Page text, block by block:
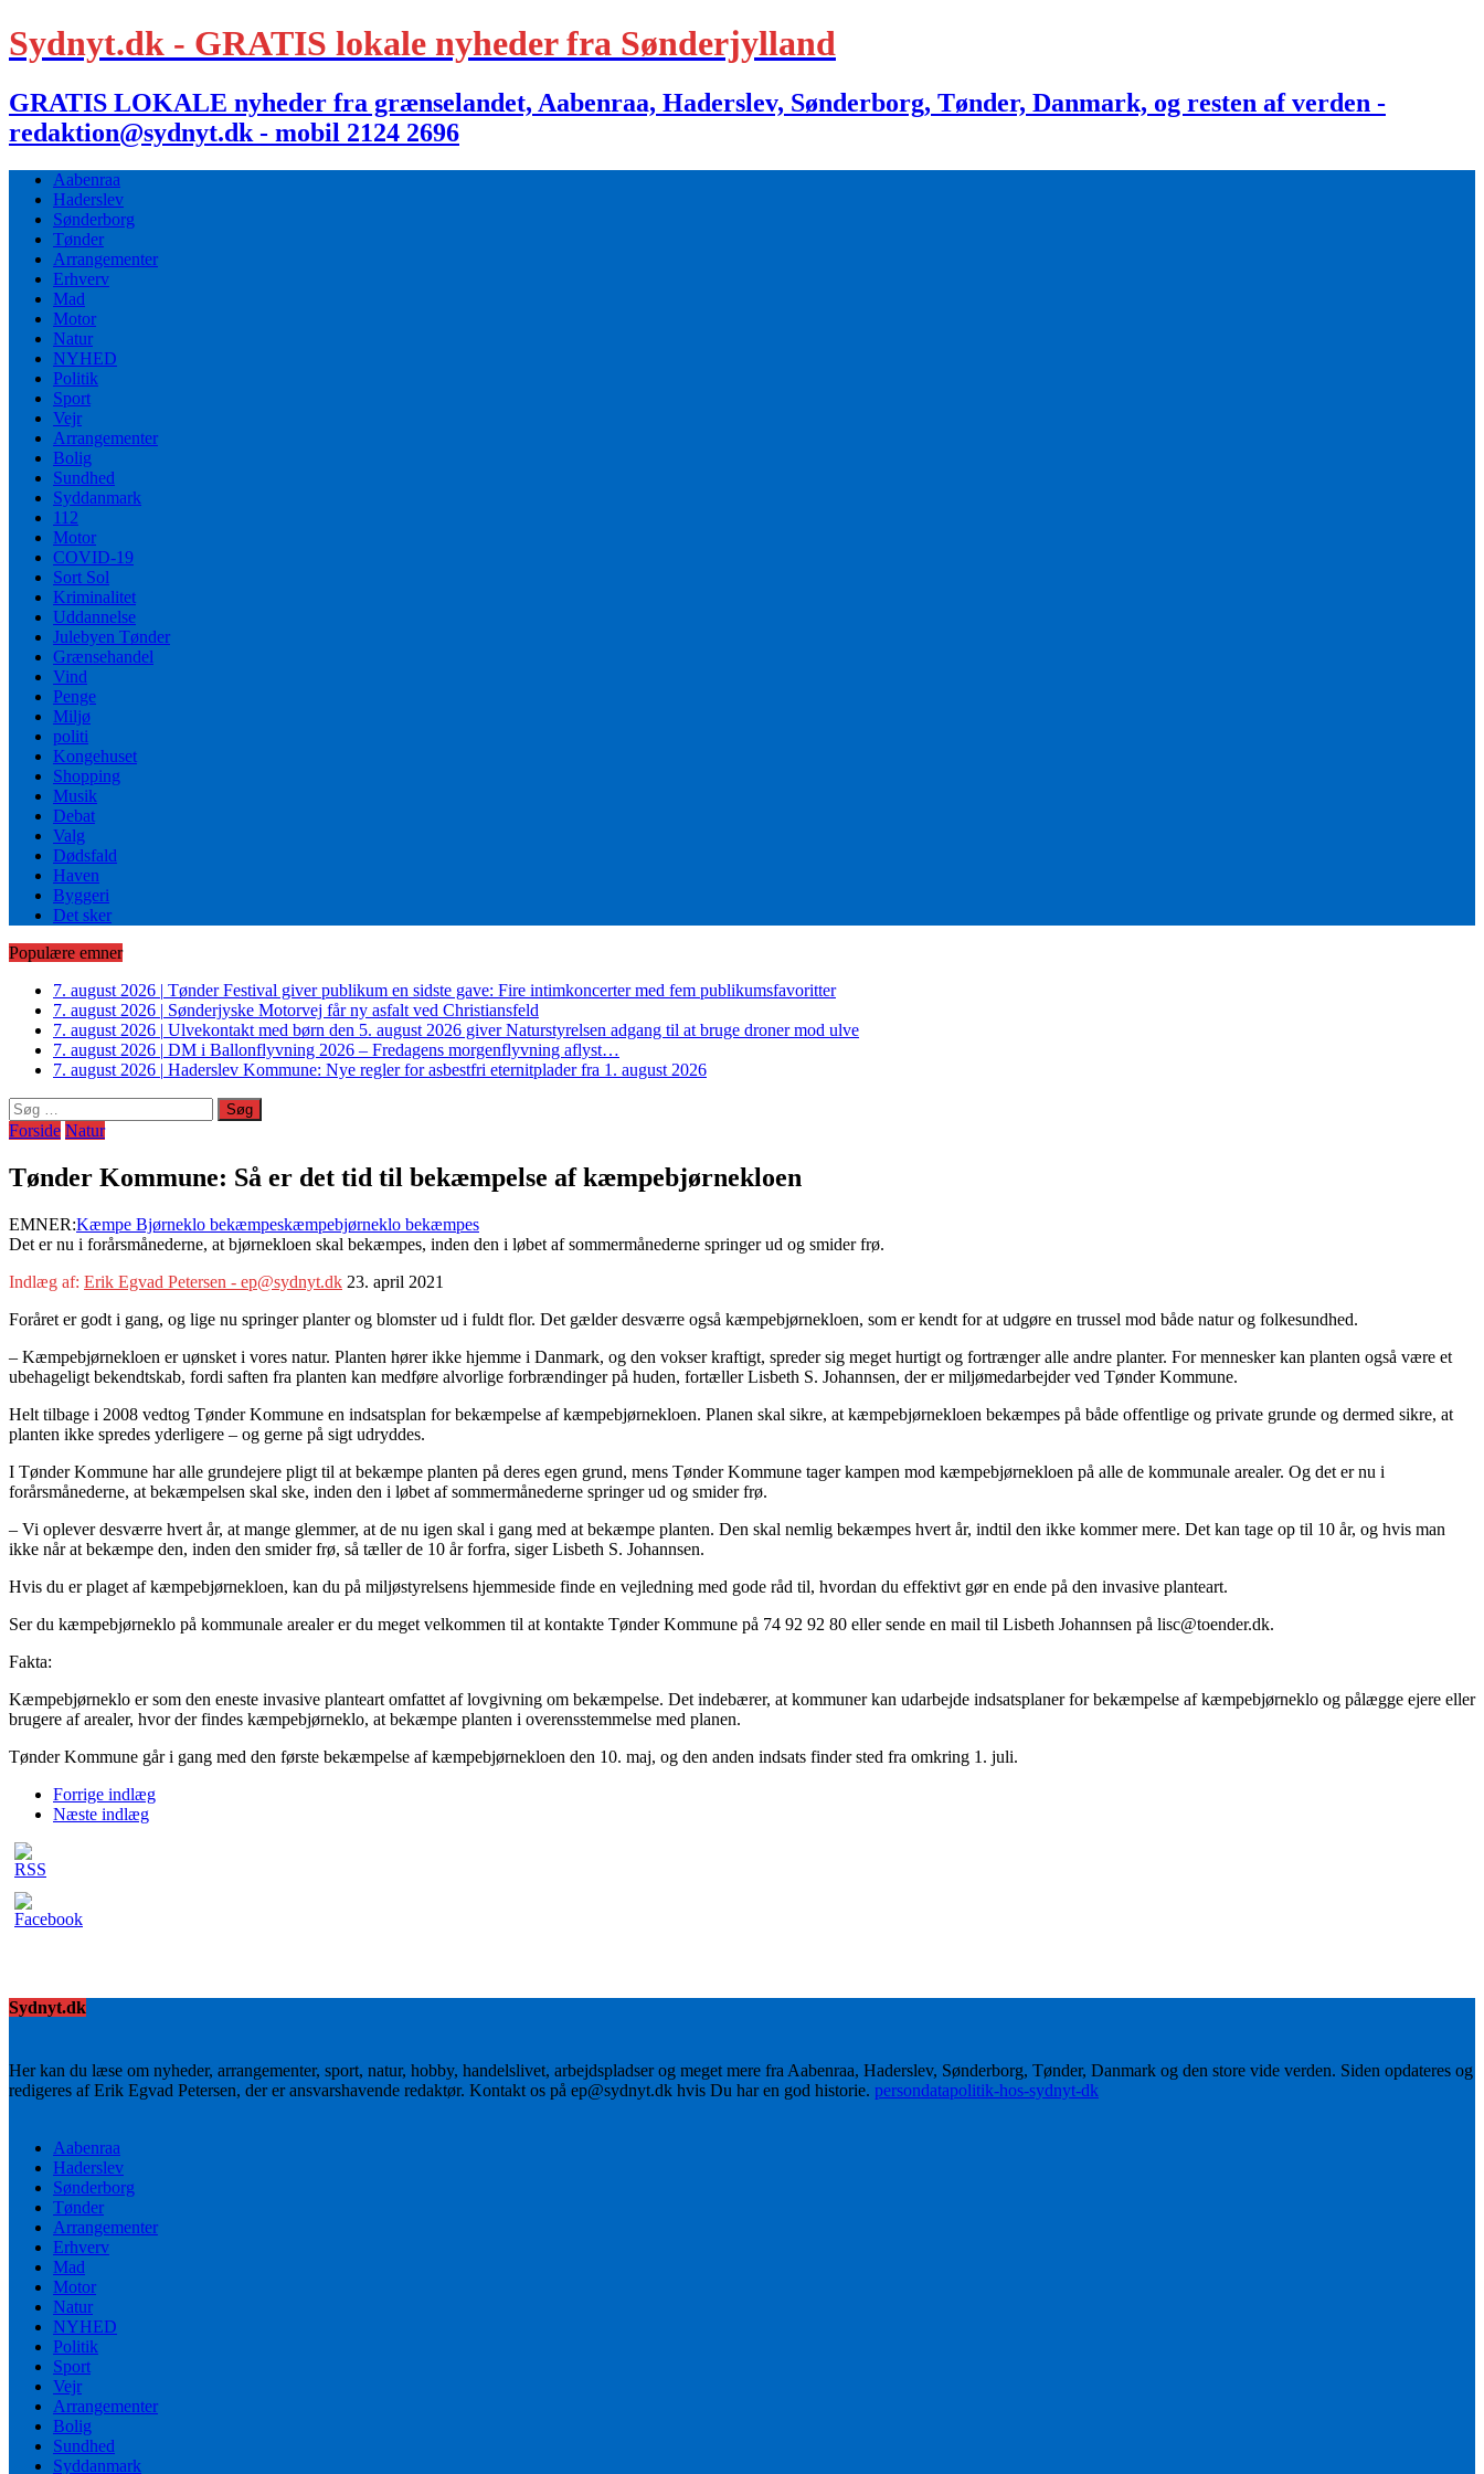
Sydnyt.dk - GRATIS lokale nyheder fra Sønderjylland
GRATIS LOKALE nyheder fra grænselandet, Aabenraa, Haderslev, Sønderborg, Tønder, Danmark, og resten af verden -
redaktion@sydnyt.dk - mobil 2124 2696
Aabenraa
Haderslev
Sønderborg
Tønder
Arrangementer
Erhverv
Mad
Motor
Natur
NYHED
Politik
Sport
Vejr
Arrangementer
Bolig
Sundhed
Syddanmark
112
Motor
COVID-19
Sort Sol
Kriminalitet
Uddannelse
Julebyen Tønder
Grænsehandel
Vind
Penge
Miljø
politi
Kongehuset
Shopping
Musik
Debat
Valg
Dødsfald
Haven
Byggeri
Det sker
Populære emner
7. august 2026 | Tønder Festival giver publikum en sidste gave: Fire intimkoncerter med fem publikumsfavoritter
7. august 2026 | Sønderjyske Motorvej får ny asfalt ved Christiansfeld
7. august 2026 | Ulvekontakt med børn den 5. august 2026 giver Naturstyrelsen adgang til at bruge droner mod ulve
7. august 2026 | DM i Ballonflyvning 2026 – Fredagens morgenflyvning aflyst…
7. august 2026 | Haderslev Kommune: Nye regler for asbestfri eternitplader fra 1. august 2026
Søg
efter:
Forside Natur
Tønder Kommune: Så er det tid til bekæmpelse af kæmpebjørnekloen
EMNER:Kæmpe Bjørneklo bekæmpeskæmpebjørneklo bekæmpes
Det er nu i forårsmånederne, at bjørnekloen skal bekæmpes, inden den i løbet af sommermånederne springer ud og smider frø.
Indlæg af: Erik Egvad Petersen - ep@sydnyt.dk 23. april 2021
Foråret er godt i gang, og lige nu springer planter og blomster ud i fuldt flor. Det gælder desværre også kæmpebjørnekloen, som er kendt for at udgøre en trussel mod både natur og folkesundhed.
– Kæmpebjørnekloen er uønsket i vores natur. Planten hører ikke hjemme i Danmark, og den vokser kraftigt, spreder sig meget hurtigt og fortrænger alle andre planter. For mennesker kan planten også være et
ubehageligt bekendtskab, fordi saften fra planten kan medføre alvorlige forbrændinger på huden, fortæller Lisbeth S. Johannsen, der er miljømedarbejder ved Tønder Kommune.
Helt tilbage i 2008 vedtog Tønder Kommune en indsatsplan for bekæmpelse af kæmpebjørnekloen. Planen skal sikre, at kæmpebjørnekloen bekæmpes på både offentlige og private grunde og dermed sikre, at
planten ikke spredes yderligere – og gerne på sigt udryddes.
I Tønder Kommune har alle grundejere pligt til at bekæmpe planten på deres egen grund, mens Tønder Kommune tager kampen mod kæmpebjørnekloen på alle de kommunale arealer. Og det er nu i
forårsmånederne, at bekæmpelsen skal ske, inden den i løbet af sommermånederne springer ud og smider frø.
– Vi oplever desværre hvert år, at mange glemmer, at de nu igen skal i gang med at bekæmpe planten. Den skal nemlig bekæmpes hvert år, indtil den ikke kommer mere. Det kan tage op til 10 år, og hvis man
ikke når at bekæmpe den, inden den smider frø, så tæller de 10 år forfra, siger Lisbeth S. Johannsen.
Hvis du er plaget af kæmpebjørnekloen, kan du på miljøstyrelsens hjemmeside finde en vejledning med gode råd til, hvordan du effektivt gør en ende på den invasive planteart.
Ser du kæmpebjørneklo på kommunale arealer er du meget velkommen til at kontakte Tønder Kommune på 74 92 92 80 eller sende en mail til Lisbeth Johannsen på lisc@toender.dk.
Fakta:
Kæmpebjørneklo er som den eneste invasive planteart omfattet af lovgivning om bekæmpelse. Det indebærer, at kommuner kan udarbejde indsatsplaner for bekæmpelse af kæmpebjørneklo og pålægge ejere eller
brugere af arealer, hvor der findes kæmpebjørneklo, at bekæmpe planten i overensstemmelse med planen.
Tønder Kommune går i gang med den første bekæmpelse af kæmpebjørnekloen den 10. maj, og den anden indsats finder sted fra omkring 1. juli.
Forrige indlæg
Næste indlæg
Sydnyt.dk
Her kan du læse om nyheder, arrangementer, sport, natur, hobby, handelslivet, arbejdspladser og meget mere fra Aabenraa, Haderslev, Sønderborg, Tønder, Danmark og den store vide verden. Siden opdateres og
redigeres af Erik Egvad Petersen, der er ansvarshavende redaktør. Kontakt os på ep@sydnyt.dk hvis Du har en god historie. persondatapolitik-hos-sydnyt-dk
Aabenraa
Haderslev
Sønderborg
Tønder
Arrangementer
Erhverv
Mad
Motor
Natur
NYHED
Politik
Sport
Vejr
Arrangementer
Bolig
Sundhed
Syddanmark